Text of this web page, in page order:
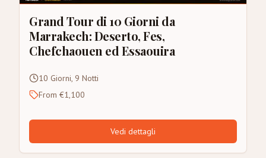
Grand Tour di 10 Giorni da
Marrakech: Deserto, Fes,
Chefchaouen ed Essaouira
10 Giorni, 9 Notti
From €1,100
Vedi dettagli